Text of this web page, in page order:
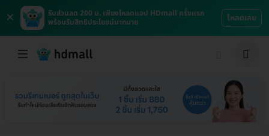
×
รับส่วนลด 200 บ. เพียงโหลดแอป HDmall ครั้งแรก
พร้อมรับสิทธิประโยชน์มากมาย
โหลดเลย